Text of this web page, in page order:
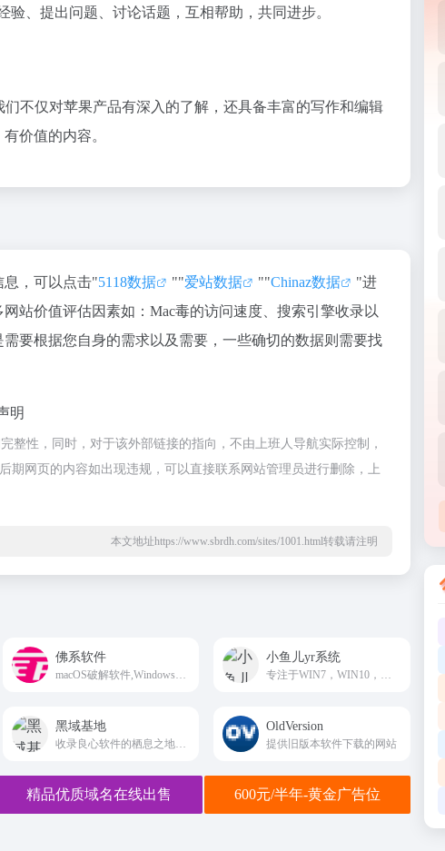
验、提出问题、讨论话题，互相帮助，共同进步。
不仅对苹果产品有深入的了解，还具备丰富的写作和编辑
价值的内容。
息，可以点击"5118数据 ""爱站数据 ""Chinaz数据
"进
站价值评估因素如：Mac毒的访问速度、搜索引擎收录以
要根据您自身的需求以及需要，一些确切的数据则需要找
明
整性，同时，对于该外部链接的指向，不由上班人导航实际控制，
期网页的内容如出现违规，可以直接联系网站管理员进行删除，上
本文地址https://www.sbrdh.com/sites/1001.html转载请注明
佛系软件 小鱼儿yr系统
黑域基地
收录良心软件的栖息之地。提供最新纯净软件、优秀实用等精品软件，每个软件评测都极其用心，保证软件的安全与可用性！
OldVersion
提供旧版本软件下载的网站
精品优质域名在线出售 600元/半年-黄金广告位